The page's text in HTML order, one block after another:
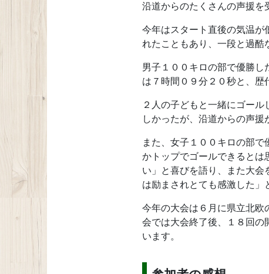
沿道からのたくさんの声援を
今年はスタート直後の気温が
れたこともあり、一段と過酷
男子１００キロの部で優勝し
は７時間０９分２０秒と、歴
２人の子どもと一緒にゴー
しかったが、沿道からの声
また、女子１００キロの部
かトップでゴールできるとは
い」と喜びを語り、また大会
は励まされとても感激した」
今年の大会は６月に県立北欧
会では大会終了後、１８回の
います。